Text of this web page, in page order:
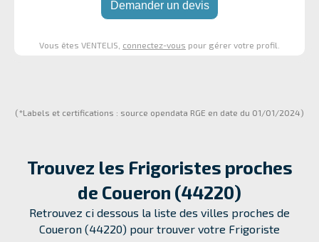
Demander un devis
Vous êtes VENTELIS, connectez-vous pour gérer votre profil.
(*Labels et certifications : source opendata RGE en date du 01/01/2024)
Trouvez les Frigoristes proches
de Coueron (44220)
Retrouvez ci dessous la liste des villes proches de
Coueron (44220) pour trouver votre Frigoriste